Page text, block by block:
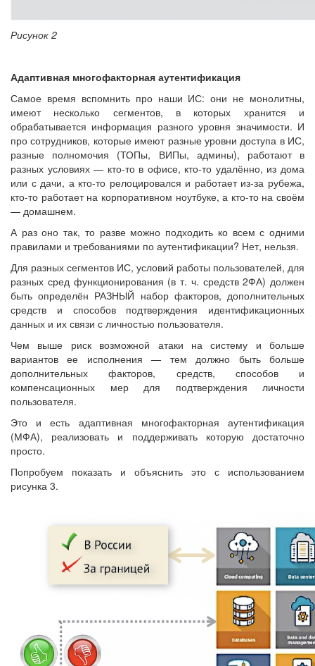
Рисунок 2
Адаптивная многофакторная аутентификация
Самое время вспомнить про наши ИС: они не монолитны,
имеют несколько сегментов, в которых хранится и
обрабатывается информация разного уровня значимости. И
про сотрудников, которые имеют разные уровни доступа в ИС,
разные полномочия (ТОПы, ВИПы, админы), работают в
разных условиях — кто-то в офисе, кто-то удалённо, из дома
или с дачи, а кто-то релоцировался и работает из-за рубежа,
кто-то работает на корпоративном ноутбуке, а кто-то на своём
— домашнем.
А раз оно так, то разве можно подходить ко всем с одними
правилами и требованиями по аутентификации? Нет, нельзя.
Для разных сегментов ИС, условий работы пользователей, для
разных сред функционирования (в т. ч. средств 2ФА) должен
быть определён РАЗНЫЙ набор факторов, дополнительных
средств и способов подтверждения идентификационных
данных и их связи с личностью пользователя.
Чем выше риск возможной атаки на систему и больше
вариантов ее исполнения — тем должно быть больше
дополнительных факторов, средств, способов и
компенсационных мер для подтверждения личности
пользователя.
Это и есть адаптивная многофакторная аутентификация
(МФА), реализовать и поддерживать которую достаточно
просто.
Попробуем показать и объяснить это с использованием
рисунка 3.